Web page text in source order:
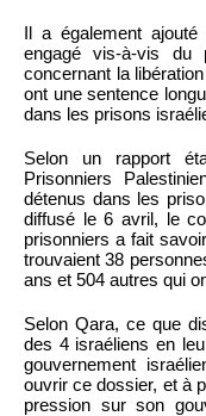
Il a également
engagé vis-à-vis du
concernant la
ont une sentence
dans les prisons
Selon un rapport
Prisonniers
détenus dans les
diffusé le 6 avril, le
prisonniers a fait
trouvaient 38
ans et 504 autres qui
Selon Qara, ce que
des 4 israéliens en
gouvernement
ouvrir ce dossier, et à
pression sur son